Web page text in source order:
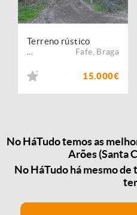
Terreno rústico
Fafe Braga
15.000€
No HáTudo temos as
Arões (Santa
No HáTudo há mesmo de